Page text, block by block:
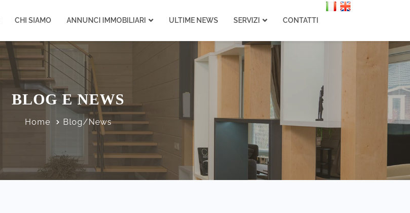
CHI SIAMO ANNUNCI IMMOBILIARI ULTIME NEWS SERVIZI CONTATTI
BLOG E NEWS
Home Blog/News